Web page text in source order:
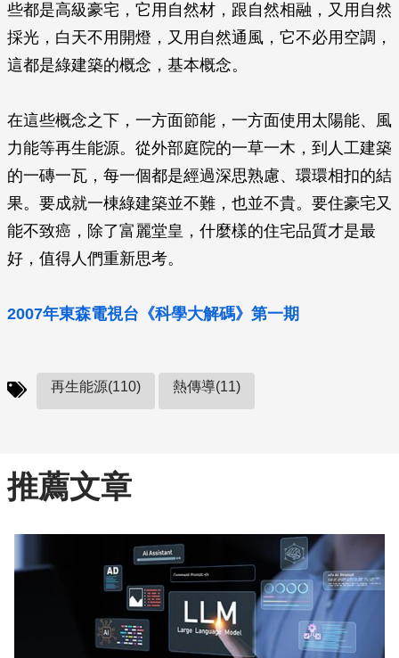
些都是高級豪宅，它用自然材，跟自然相融，又用自然
採光，白天不用開燈，又用自然通風，它不必用空調，
這都是綠建築的概念，基本概念。
在這些概念之下，一方面節能，一方面使用太陽能、風
力能等再生能源。從外部庭院的一草一木，到人工建築
的一磚一瓦，每一個都是經過深思熟慮、環環相扣的結
果。要成就一棟綠建築並不難，也並不貴。要住豪宅又
能不致癌，除了富麗堂皇，什麼樣的住宅品質才是最
好，值得人們重新思考。
2007年東森電視台《科學大解碼》第一期
再生能源(110) 熱傳導(11)
推薦文章